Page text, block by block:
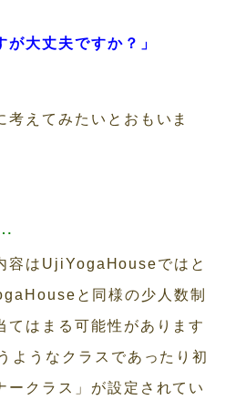
が大丈夫ですか？」
考えてみたいとおもいま
容はUjiYogaHouseではと
と同様の少人数制
てはまる可能性があります
ようなクラスであったり初
ークラス」が設定されてい